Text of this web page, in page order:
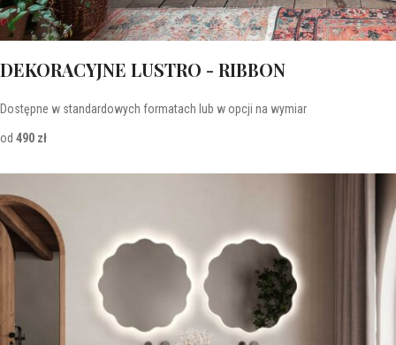
DEKORACYJNE LUSTRO - RIBBON
Dostępne w standardowych formatach lub w opcji na wymiar
od 490 zł